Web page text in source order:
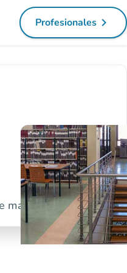
Profesionales navigate_next
(nueva
mañana a las 08:30